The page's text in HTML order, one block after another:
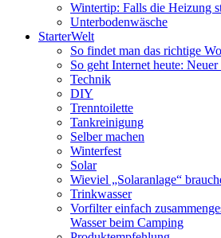
Wintertip: Falls die Heizung
Unterbodenwäsche
StarterWelt
So findet man das richtige
So geht Internet heute:
Technik
DIY
Trenntoilette
Tankreinigung
Selber machen
Winterfest
Solar
Wieviel „Solaranlage“
Trinkwasser
Vorfilter einfach
Wasser beim Camping